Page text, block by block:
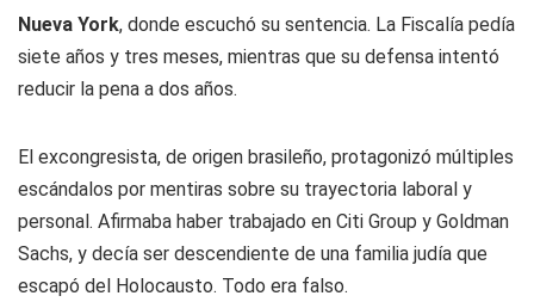
Nueva York, donde escuchó su sentencia. La Fiscalía pedía
siete años y tres meses, mientras que su defensa intentó
reducir la pena a dos años.
El excongresista, de origen brasileño, protagonizó múltiples
escándalos por mentiras sobre su trayectoria laboral y
personal. Afirmaba haber trabajado en Citi Group y Goldman
Sachs, y decía ser descendiente de una familia judía que
escapó del Holocausto. Todo era falso.